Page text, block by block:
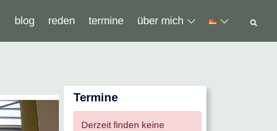
blog reden termine über mich
Termine
Derzeit finden keine